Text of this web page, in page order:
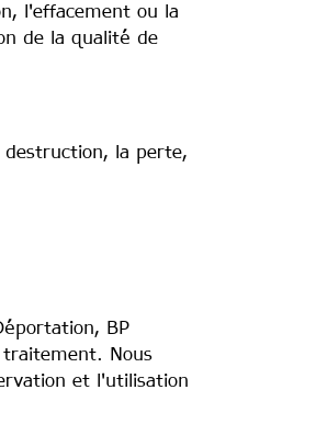
l'effacement ou la
de la qualité de
la perte,
BP
traitement. Nous
et l'utilisation